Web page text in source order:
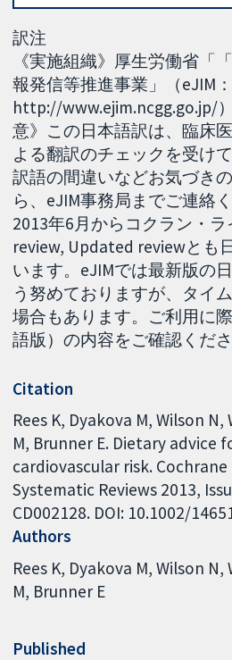
訳注
《実施組織》厚生労働省「
報発信等推進事業」（eJIM：
http://www.ejim.ncgg.go.jp/
意》この日本語訳は、臨床
よる翻訳のチェックを受け
訳語の間違いなどお気づき
ら、eJIM事務局までご連絡
2013年6月からコクラン・
review, Updated reviewとも
います。eJIMでは最新版の
う努めておりますが、タイ
場合もあります。ご利用に
語版）の内容をご確認くださ
Citation
Rees K, Dyakova M, Wilson
M, Brunner E. Dietary advice
cardiovascular risk.
Systematic Reviews 2013,
CD002128. DOI: 10.1002/
Authors
Rees K Dyakova M Wilson N
M Brunner E
Published